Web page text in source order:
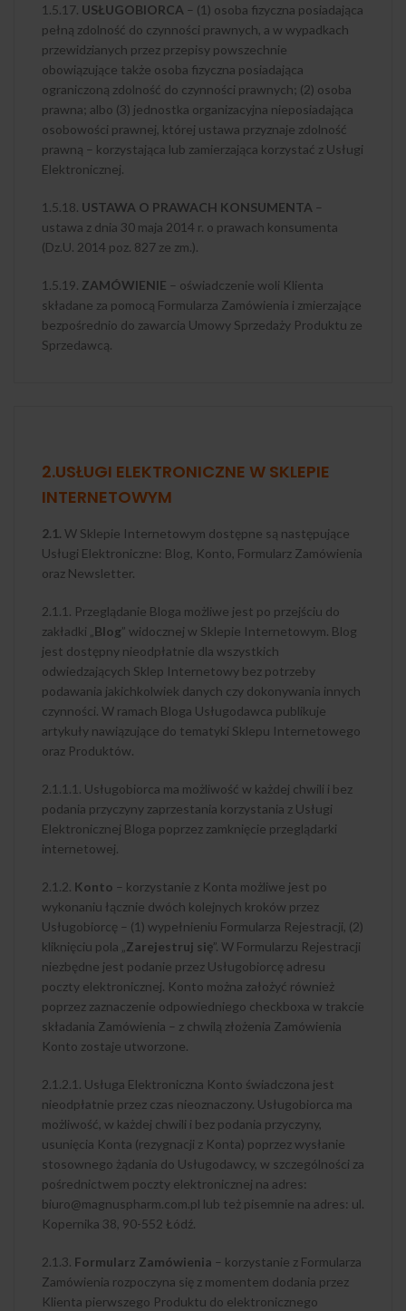
1.5.17. USŁUGOBIORCA – (1) osoba fizyczna posiadająca
pełną zdolność do czynności prawnych, a w wypadkach
przewidzianych przez przepisy powszechnie
obowiązujące także osoba fizyczna posiadająca
ograniczoną zdolność do czynności prawnych; (2) osoba
prawna; albo (3) jednostka organizacyjna nieposiadająca
osobowości prawnej, której ustawa przyznaje zdolność
prawną – korzystająca lub zamierzająca korzystać z Usługi
Elektronicznej.
1.5.18. USTAWA O PRAWACH KONSUMENTA –
ustawa z dnia 30 maja 2014 r. o prawach konsumenta
(Dz.U. 2014 poz. 827 ze zm.).
1.5.19. ZAMÓWIENIE – oświadczenie woli Klienta
składane za pomocą Formularza Zamówienia i zmierzające
bezpośrednio do zawarcia Umowy Sprzedaży Produktu ze
Sprzedawcą.
2.USŁUGI ELEKTRONICZNE W SKLEPIE
INTERNETOWYM
2.1. W Sklepie Internetowym dostępne są następujące
Usługi Elektroniczne: Blog, Konto, Formularz Zamówienia
oraz Newsletter.
2.1.1. Przeglądanie Bloga możliwe jest po przejściu do
zakładki „ Blog” widocznej w Sklepie Internetowym. Blog
jest dostępny nieodpłatnie dla wszystkich
odwiedzających Sklep Internetowy bez potrzeby
podawania jakichkolwiek danych czy dokonywania innych
czynności. W ramach Bloga Usługodawca publikuje
artykuły nawiązujące do tematyki Sklepu Internetowego
oraz Produktów.
2.1.1.1. Usługobiorca ma możliwość w każdej chwili i bez
podania przyczyny zaprzestania korzystania z Usługi
Elektronicznej Bloga poprzez zamknięcie przeglądarki
internetowej.
2.1.2. Konto – korzystanie z Konta możliwe jest po
wykonaniu łącznie dwóch kolejnych kroków przez
Usługobiorcę – (1) wypełnieniu Formularza Rejestracji, (2)
kliknięciu pola „ Zarejestruj się”. W Formularzu Rejestracji
niezbędne jest podanie przez Usługobiorcę adresu
poczty elektronicznej. Konto można założyć również
poprzez zaznaczenie odpowiedniego checkboxa w trakcie
składania Zamówienia – z chwilą złożenia Zamówienia
Konto zostaje utworzone.
2.1.2.1. Usługa Elektroniczna Konto świadczona jest
nieodpłatnie przez czas nieoznaczony. Usługobiorca ma
możliwość, w każdej chwili i bez podania przyczyny,
usunięcia Konta (rezygnacji z Konta) poprzez wysłanie
stosownego żądania do Usługodawcy, w szczególności za
pośrednictwem poczty elektronicznej na adres:
biuro@magnuspharm.com.pl lub też pisemnie na adres: ul.
Kopernika 38, 90-552 Łódź.
2.1.3. Formularz Zamówienia – korzystanie z Formularza
Zamówienia rozpoczyna się z momentem dodania przez
Klienta pierwszego Produktu do elektronicznego